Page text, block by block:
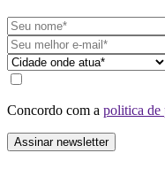
Concordo com a politica de